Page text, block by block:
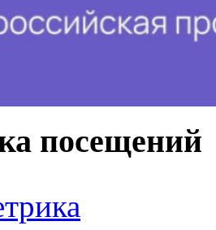
посещений